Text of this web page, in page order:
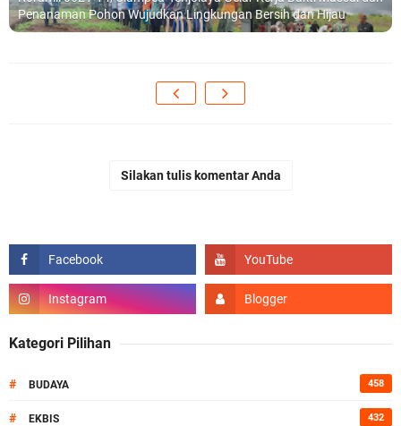
Penanaman Pohon Wujudkan Lingkungan Bersih dan Hijau
Silakan tulis komentar Anda
Kategori Pilihan
# BUDAYA 458
# EKBIS 432